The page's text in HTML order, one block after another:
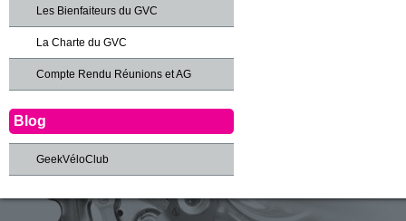
Les Bienfaiteurs du GVC
La Charte du GVC
Compte Rendu Réunions et AG
Blog
GeekVéloClub